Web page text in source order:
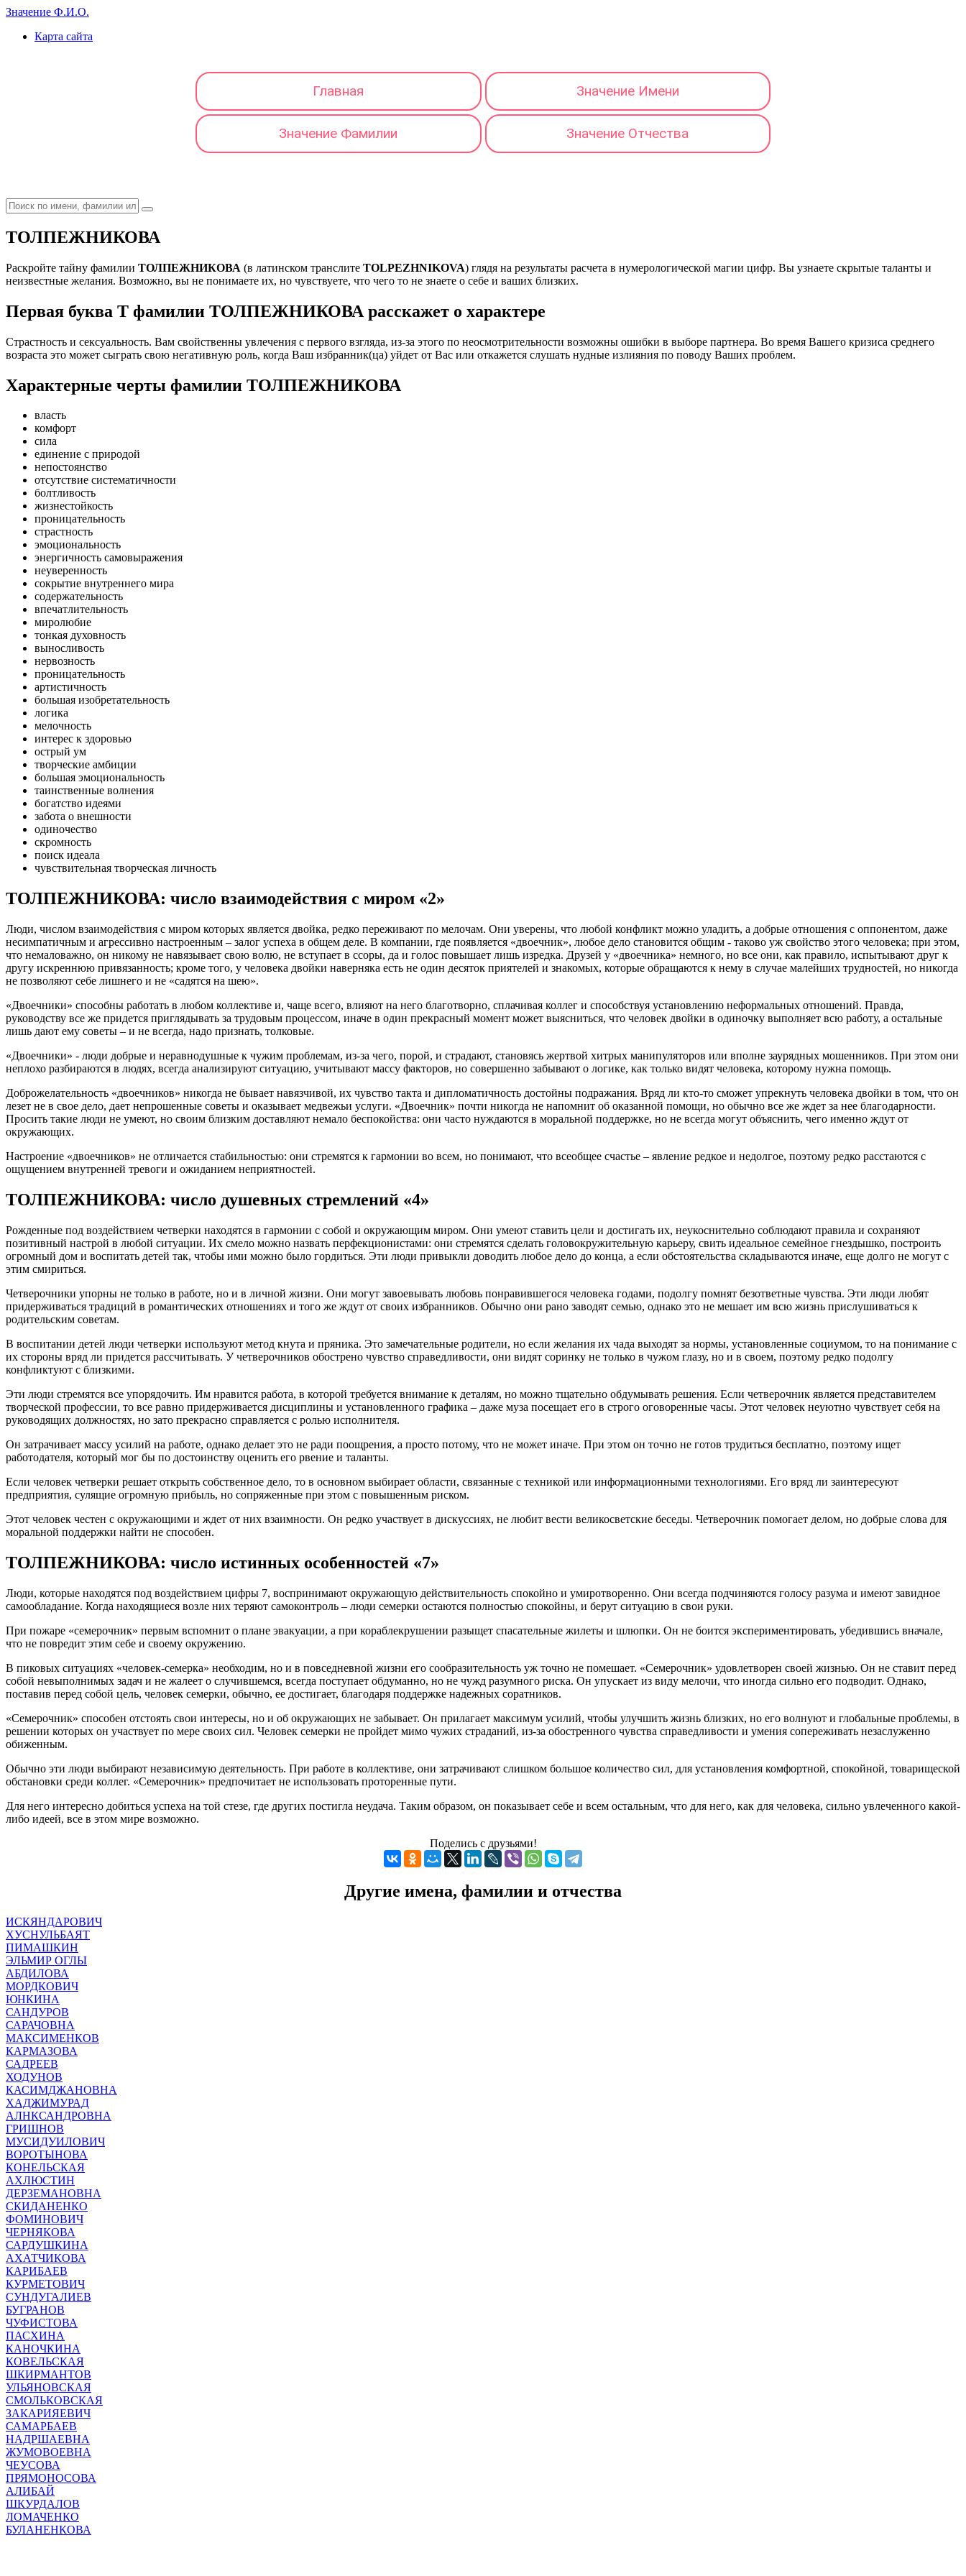
Значение Ф.И.О.
Карта сайта
Главная Значение Имени
Значение Фамилии Значение Отчества
ТОЛПЕЖНИКОВА
Раскройте тайну фамилии ТОЛПЕЖНИКОВА (в латинском транслите TOLPEZHNIKOVA) глядя на результаты расчета в нумерологической магии цифр. Вы узнаете скрытые таланты и
неизвестные желания. Возможно, вы не понимаете их, но чувствуете, что чего то не знаете о себе и ваших близких.
Первая буква Т фамилии ТОЛПЕЖНИКОВА расскажет о характере
Страстность и сексуальность. Вам свойственны увлечения с первого взгляда, из-за этого по неосмотрительности возможны ошибки в выборе партнера. Во время Вашего кризиса среднего
возраста это может сыграть свою негативную роль, когда Ваш избранник(ца) уйдет от Вас или откажется слушать нудные излияния по поводу Ваших проблем.
Характерные черты фамилии ТОЛПЕЖНИКОВА
власть
комфорт
сила
единение с природой
непостоянство
отсутствие систематичности
болтливость
жизнестойкость
проницательность
страстность
эмоциональность
энергичность самовыражения
неуверенность
сокрытие внутреннего мира
содержательность
впечатлительность
миролюбие
тонкая духовность
выносливость
нервозность
проницательность
артистичность
большая изобретательность
логика
мелочность
интерес к здоровью
острый ум
творческие амбиции
большая эмоциональность
таинственные волнения
богатство идеями
забота о внешности
одиночество
скромность
поиск идеала
чувствительная творческая личность
ТОЛПЕЖНИКОВА: число взаимодействия с миром «2»
Люди, числом взаимодействия с миром которых является двойка, редко переживают по мелочам. Они уверены, что любой конфликт можно уладить, а добрые отношения с оппонентом, даже
несимпатичным и агрессивно настроенным – залог успеха в общем деле. В компании, где появляется «двоечник», любое дело становится общим - таково уж свойство этого человека; при этом,
что немаловажно, он никому не навязывает свою волю, не вступает в ссоры, да и голос повышает лишь изредка. Друзей у «двоечника» немного, но все они, как правило, испытывают друг к
другу искреннюю привязанность; кроме того, у человека двойки наверняка есть не один десяток приятелей и знакомых, которые обращаются к нему в случае малейших трудностей, но никогда
не позволяют себе лишнего и не «садятся на шею».
«Двоечники» способны работать в любом коллективе и, чаще всего, влияют на него благотворно, сплачивая коллег и способствуя установлению неформальных отношений. Правда,
руководству все же придется приглядывать за трудовым процессом, иначе в один прекрасный момент может выясниться, что человек двойки в одиночку выполняет всю работу, а остальные
лишь дают ему советы – и не всегда, надо признать, толковые.
«Двоечники» - люди добрые и неравнодушные к чужим проблемам, из-за чего, порой, и страдают, становясь жертвой хитрых манипуляторов или вполне заурядных мошенников. При этом они
неплохо разбираются в людях, всегда анализируют ситуацию, учитывают массу факторов, но совершенно забывают о логике, как только видят человека, которому нужна помощь.
Доброжелательность «двоечников» никогда не бывает навязчивой, их чувство такта и дипломатичность достойны подражания. Вряд ли кто-то сможет упрекнуть человека двойки в том, что он
лезет не в свое дело, дает непрошенные советы и оказывает медвежьи услуги. «Двоечник» почти никогда не напомнит об оказанной помощи, но обычно все же ждет за нее благодарности.
Просить такие люди не умеют, но своим близким доставляют немало беспокойства: они часто нуждаются в моральной поддержке, но не всегда могут объяснить, чего именно ждут от
окружающих.
Настроение «двоечников» не отличается стабильностью: они стремятся к гармонии во всем, но понимают, что всеобщее счастье – явление редкое и недолгое, поэтому редко расстаются с
ощущением внутренней тревоги и ожиданием неприятностей.
ТОЛПЕЖНИКОВА: число душевных стремлений «4»
Рожденные под воздействием четверки находятся в гармонии с собой и окружающим миром. Они умеют ставить цели и достигать их, неукоснительно соблюдают правила и сохраняют
позитивный настрой в любой ситуации. Их смело можно назвать перфекционистами: они стремятся сделать головокружительную карьеру, свить идеальное семейное гнездышко, построить
огромный дом и воспитать детей так, чтобы ими можно было гордиться. Эти люди привыкли доводить любое дело до конца, а если обстоятельства складываются иначе, еще долго не могут с
этим смириться.
Четверочники упорны не только в работе, но и в личной жизни. Они могут завоевывать любовь понравившегося человека годами, подолгу помнят безответные чувства. Эти люди любят
придерживаться традиций в романтических отношениях и того же ждут от своих избранников. Обычно они рано заводят семью, однако это не мешает им всю жизнь прислушиваться к
родительским советам.
В воспитании детей люди четверки используют метод кнута и пряника. Это замечательные родители, но если желания их чада выходят за нормы, установленные социумом, то на понимание с
их стороны вряд ли придется рассчитывать. У четверочников обострено чувство справедливости, они видят соринку не только в чужом глазу, но и в своем, поэтому редко подолгу
конфликтуют с близкими.
Эти люди стремятся все упорядочить. Им нравится работа, в которой требуется внимание к деталям, но можно тщательно обдумывать решения. Если четверочник является представителем
творческой профессии, то все равно придерживается дисциплины и установленного графика – даже муза посещает его в строго оговоренные часы. Этот человек неуютно чувствует себя на
руководящих должностях, но зато прекрасно справляется с ролью исполнителя.
Он затрачивает массу усилий на работе, однако делает это не ради поощрения, а просто потому, что не может иначе. При этом он точно не готов трудиться бесплатно, поэтому ищет
работодателя, который мог бы по достоинству оценить его рвение и таланты.
Если человек четверки решает открыть собственное дело, то в основном выбирает области, связанные с техникой или информационными технологиями. Его вряд ли заинтересуют
предприятия, сулящие огромную прибыль, но сопряженные при этом с повышенным риском.
Этот человек честен с окружающими и ждет от них взаимности. Он редко участвует в дискуссиях, не любит вести великосветские беседы. Четверочник помогает делом, но добрые слова для
моральной поддержки найти не способен.
ТОЛПЕЖНИКОВА: число истинных особенностей «7»
Люди, которые находятся под воздействием цифры 7, воспринимают окружающую действительность спокойно и умиротворенно. Они всегда подчиняются голосу разума и имеют завидное
самообладание. Когда находящиеся возле них теряют самоконтроль – люди семерки остаются полностью спокойны, и берут ситуацию в свои руки.
При пожаре «семерочник» первым вспомнит о плане эвакуации, а при кораблекрушении разыщет спасательные жилеты и шлюпки. Он не боится экспериментировать, убедившись вначале,
что не повредит этим себе и своему окружению.
В пиковых ситуациях «человек-семерка» необходим, но и в повседневной жизни его сообразительность уж точно не помешает. «Семерочник» удовлетворен своей жизнью. Он не ставит перед
собой невыполнимых задач и не жалеет о случившемся, всегда поступает обдуманно, но не чужд разумного риска. Он упускает из виду мелочи, что иногда сильно его подводит. Однако,
поставив перед собой цель, человек семерки, обычно, ее достигает, благодаря поддержке надежных соратников.
«Семерочник» способен отстоять свои интересы, но и об окружающих не забывает. Он прилагает максимум усилий, чтобы улучшить жизнь близких, но его волнуют и глобальные проблемы, в
решении которых он участвует по мере своих сил. Человек семерки не пройдет мимо чужих страданий, из-за обостренного чувства справедливости и умения сопереживать незаслуженно
обиженным.
Обычно эти люди выбирают независимую деятельность. При работе в коллективе, они затрачивают слишком большое количество сил, для установления комфортной, спокойной, товарищеской
обстановки среди коллег. «Семерочник» предпочитает не использовать проторенные пути.
Для него интересно добиться успеха на той стезе, где других постигла неудача. Таким образом, он показывает себе и всем остальным, что для него, как для человека, сильно увлеченного какой-
либо идеей, все в этом мире возможно.
Поделись с друзьями!
Другие имена, фамилии и отчества
ИСКЯНДАРОВИЧ
ХУСНУЛЬБАЯТ
ПИМАШКИН
ЭЛЬМИР ОГЛЫ
АБДИЛОВА
МОРДКОВИЧ
ЮНКИНА
САНДУРОВ
САРАЧОВНА
МАКСИМЕНКОВ
КАРМАЗОВА
САДРЕЕВ
ХОДУНОВ
КАСИМДЖАНОВНА
ХАДЖИМУРАД
АЛНКСАНДРОВНА
ГРИШНОВ
МУСИДУИЛОВИЧ
ВОРОТЫНОВА
КОНЕЛЬСКАЯ
АХЛЮСТИН
ДЕРЗЕМАНОВНА
СКИДАНЕНКО
ФОМИНОВИЧ
ЧЕРНЯКОВА
САРДУШКИНА
АХАТЧИКОВА
КАРИБАЕВ
КУРМЕТОВИЧ
СУНДУГАЛИЕВ
БУГРАНОВ
ЧУФИСТОВА
ПАСХИНА
КАНОЧКИНА
КОВЕЛЬСКАЯ
ШКИРМАНТОВ
УЛЬЯНОВСКАЯ
СМОЛЬКОВСКАЯ
ЗАКАРИЯЕВИЧ
САМАРБАЕВ
НАДРШАЕВНА
ЖУМОВОЕВНА
ЧЕУСОВА
ПРЯМОНОСОВА
АЛИБАЙ
ШКУРДАЛОВ
ЛОМАЧЕНКО
БУЛАНЕНКОВА